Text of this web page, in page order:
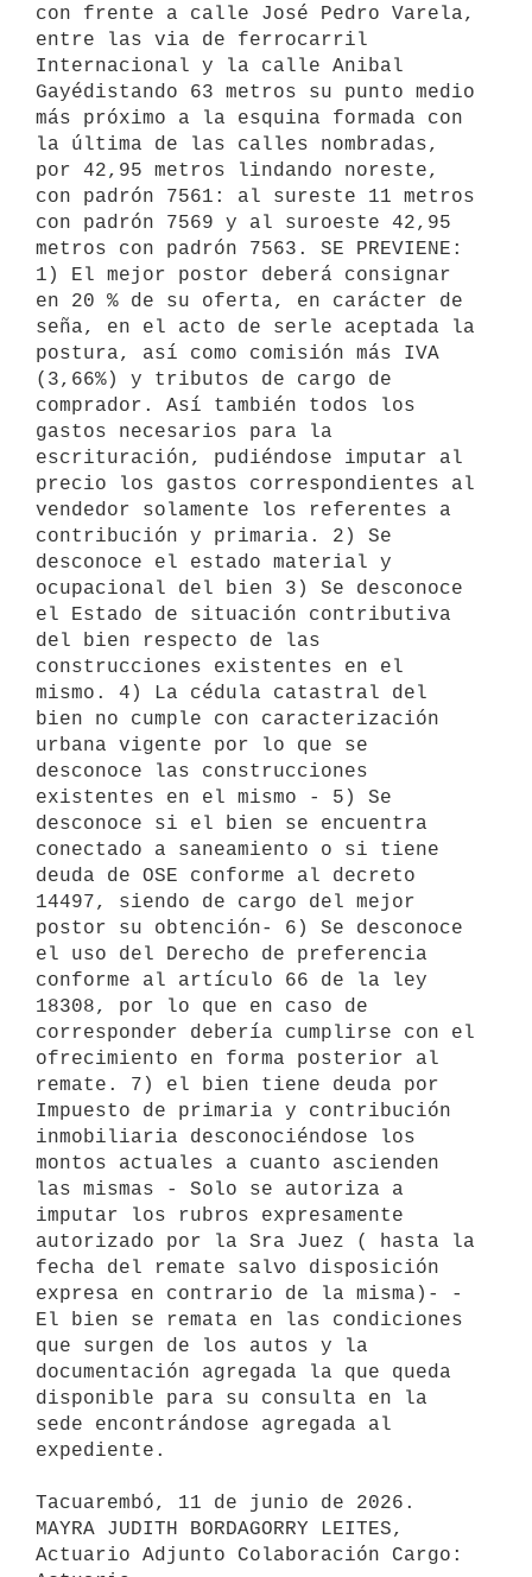
con frente a calle José Pedro Varela,
entre las via de ferrocarril
Internacional y la calle Anibal
Gayédistando 63 metros su punto medio
más próximo a la esquina formada con
la última de las calles nombradas,
por 42,95 metros lindando noreste,
con padrón 7561: al sureste 11 metros
con padrón 7569 y al suroeste 42,95
metros con padrón 7563. SE PREVIENE:
1) El mejor postor deberá consignar
en 20 % de su oferta, en carácter de
seña, en el acto de serle aceptada la
postura, así como comisión más IVA
(3,66%) y tributos de cargo de
comprador. Así también todos los
gastos necesarios para la
escrituración, pudiéndose imputar al
precio los gastos correspondientes al
vendedor solamente los referentes a
contribución y primaria. 2) Se
desconoce el estado material y
ocupacional del bien 3) Se desconoce
el Estado de situación contributiva
del bien respecto de las
construcciones existentes en el
mismo. 4) La cédula catastral del
bien no cumple con caracterización
urbana vigente por lo que se
desconoce las construcciones
existentes en el mismo - 5) Se
desconoce si el bien se encuentra
conectado a saneamiento o si tiene
deuda de OSE conforme al decreto
14497, siendo de cargo del mejor
postor su obtención- 6) Se desconoce
el uso del Derecho de preferencia
conforme al artículo 66 de la ley
18308, por lo que en caso de
corresponder debería cumplirse con el
ofrecimiento en forma posterior al
remate. 7) el bien tiene deuda por
Impuesto de primaria y contribución
inmobiliaria desconociéndose los
montos actuales a cuanto ascienden
las mismas - Solo se autoriza a
imputar los rubros expresamente
autorizado por la Sra Juez ( hasta la
fecha del remate salvo disposición
expresa en contrario de la misma)- -
El bien se remata en las condiciones
que surgen de los autos y la
documentación agregada la que queda
disponible para su consulta en la
sede encontrándose agregada al
expediente.
Tacuarembó, 11 de junio de 2026.
MAYRA JUDITH BORDAGORRY LEITES,
Actuario Adjunto Colaboración Cargo: